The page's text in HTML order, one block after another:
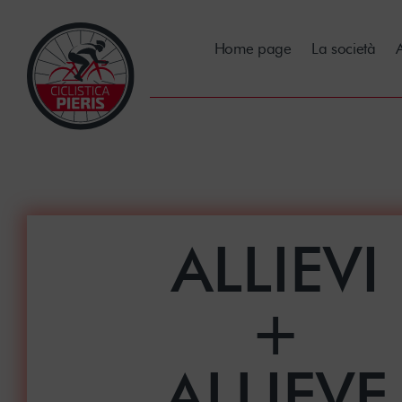
Home page La società
ALLIEVI
+